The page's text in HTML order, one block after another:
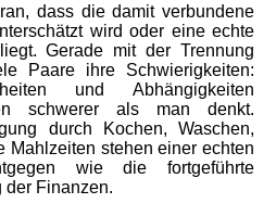
dass die damit verbundene
wird oder eine echte
Gerade mit der Trennung
Paare ihre Schwierigkeiten:
und Abhängigkeiten
schwerer als man denkt.
durch Kochen, Waschen,
Mahlzeiten stehen einer echten
wie die fortgeführte
der Finanzen.